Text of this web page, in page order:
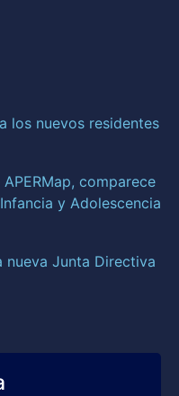
los nuevos residentes
comparece
y Adolescencia
nueva Junta Directiva